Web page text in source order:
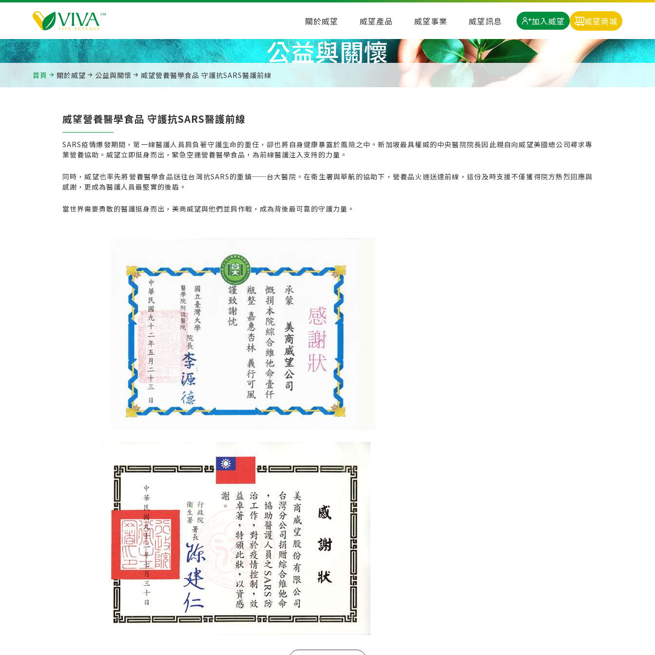
關於威望 威望產品 威望事業 威望訊息 加入威望 威望商城
公益與關懷
首頁 關於威望 公益與關懷 威望營養醫學食品 守護抗SARS醫護前線
威望營養醫學食品 守護抗SARS醫護前線
SARS疫情爆發期間，第一線醫護人員肩負著守護生命的重任，卻也將自身健康暴露於風險之中。新加坡最具權威的中央醫院院長因此親自向威望美國總公司尋求專
業營養協助。威望立即挺身而出，緊急空運營養醫學食品，為前線醫護注入支持的力量。
同時，威望也率先將營養醫學食品送往台灣抗SARS的重鎮──台大醫院。在衛生署與華航的協助下，營養品火速送達前線，這份及時支援不僅獲得院方熱烈回應與
感謝，更成為醫護人員最堅實的後盾。
當世界需要勇敢的醫護挺身而出，美商威望與他們並肩作戰，成為背後最可靠的守護力量。